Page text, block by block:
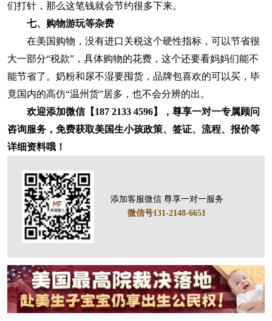
们打针，那么这笔钱就会节约很多下来。
七、 购物游玩等杂费
在美国购物，没有进口关税这个硬性指标，可以节省很
大一部分“税款”，具体购物的花费，这个还要看妈妈们能不
能节省了。奶粉和尿不湿要囤货，品牌包喜欢的可以买，毕
竟国内的高仿“温州货”居多，也不会分辨的出。
欢迎添加微信【187 2133 4596】，尊享一对一专属顾问
咨询服务，免费获取美国生小孩政策、签证、流程、报价等
详细资料哦！
添加客服微信 尊享一对一服务
微信号131-2148-6651